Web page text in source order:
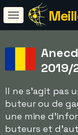
2019/
Il ne s'agit pas
buteur ou de
une mine
buteurs et